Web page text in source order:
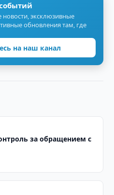
эксклюзивные
обновления там, где
на наш канал
за обращением с